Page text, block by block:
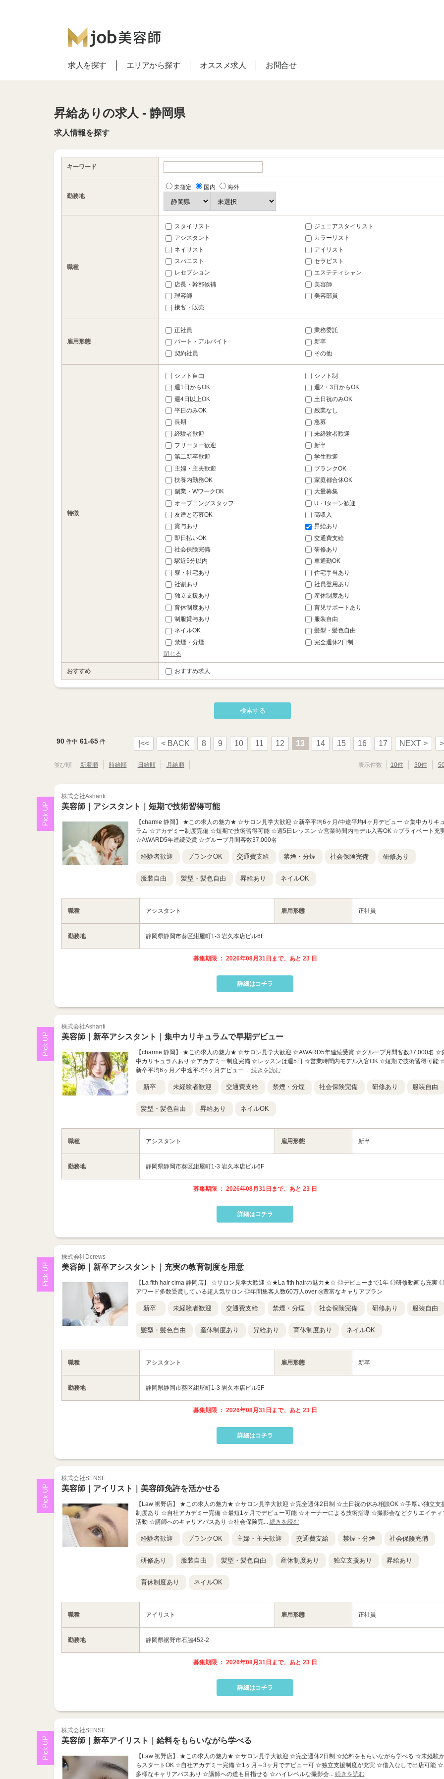
求人を探す エリアから探す オススメ求人 お問合せ
昇給ありの求人 - 静岡県
求人情報を探す
キーワード
勤務地
未指定 国内 海外
職種
スタイリスト
ジュニアスタイリスト
アシスタント
カラーリスト
ネイリスト
アイリスト
スパニスト
セラピスト
レセプション
エステティシャン
店長・幹部候補
美容師
理容師
美容部員
接客・販売
雇用形態
正社員
業務委託
パート・アルバイト
新卒
契約社員
その他
特徴
シフト自由
シフト制
週1日からOK
週2・3日からOK
週4日以上OK
土日祝のみOK
平日のみOK
残業なし
長期
急募
経験者歓迎
未経験者歓迎
フリーター歓迎
新卒
第二新卒歓迎
学生歓迎
主婦・主夫歓迎
ブランクOK
扶養内勤務OK
家庭都合休OK
副業・WワークOK
大量募集
オープニングスタッフ
U・Iターン歓迎
友達と応募OK
高収入
賞与あり
昇給あり
即日払いOK
交通費支給
社会保険完備
研修あり
駅近5分以内
車通勤OK
寮・社宅あり
住宅手当あり
社割あり
社員登用あり
独立支援あり
産休制度あり
育休制度あり
育児サポートあり
制服貸与あり
服装自由
ネイルOK
髪型・髪色自由
禁煙・分煙
完全週休2日制
閉じる
おすすめ おすすめ求人
90件中 61-65件 |<< < BACK 8 9 10 11 12 13 14 15 16 17 NEXT >
並び順 新着順 時給順 日給順 月給順 表示件数 10件 30件
株式会社Ashanti
美容師｜アシスタント｜短期で技術習得可能
【charme 静岡】 ★この求人の魅力★ ☆サロン見学大歓迎 ☆新卒平均6ヶ月/中途平均4ヶ月デビュー ☆集中カリキ
ラム ☆アカデミー制度完備 ☆短期で技術習得可能 ☆週5日レッスン ☆営業時間内モデル入客OK ☆プライベート充
☆AWARD5年連続受賞 ☆グループ月間客数37,000名
経験者歓迎 ブランクOK 交通費支給 禁煙・分煙 社会保険完備 研修あり
服装自由 髪型・髪色自由 昇給あり ネイルOK
職種 アシスタント 雇用形態 正社員
勤務地 静岡県静岡市葵区紺屋町1-3 岩久本店ビル6F
募集期限 ： 2026年08月31日まで、あと 23 日
詳細はコチラ
株式会社Ashanti
美容師｜新卒アシスタント｜集中カリキュラムで早期デビュー
【charme 静岡】 ★この求人の魅力★ ☆サロン見学大歓迎 ☆AWARD5年連続受賞 ☆グループ月間客数37,000名 ☆
中カリキュラムあり ☆アカデミー制度完備 ☆レッスンは週5日 ☆営業時間内モデル入客OK ☆短期で技術習得可能
新卒平均6ヶ月／中途平均4ヶ月デビュー ... 続きを読む
新卒 未経験者歓迎 交通費支給 禁煙・分煙 社会保険完備 研修あり 服装自由
髪型・髪色自由 昇給あり ネイルOK
職種 アシスタント 雇用形態 新卒
勤務地 静岡県静岡市葵区紺屋町1-3 岩久本店ビル6F
募集期限 ： 2026年08月31日まで、あと 23 日
詳細はコチラ
株式会社Dcrews
美容師｜新卒アシスタント｜充実の教育制度を用意
【La fith hair cima 静岡店】 ☆サロン見学大歓迎 ☆★La fith hairの魅力★☆ ◎デビューまで1年 ◎研修動画も充実
アワード多数受賞している超人気サロン ◎年間集客人数60万人over ◎豊富なキャリアプラン
新卒 未経験者歓迎 交通費支給 禁煙・分煙 社会保険完備 研修あり 服装自由
髪型・髪色自由 産休制度あり 昇給あり 育休制度あり ネイルOK
職種 アシスタント 雇用形態 新卒
勤務地 静岡県静岡市葵区紺屋町1-3 岩久本店ビル5F
募集期限 ： 2026年08月31日まで、あと 23 日
詳細はコチラ
株式会社SENSE
美容師｜アイリスト｜美容師免許を活かせる
【Law 裾野店】 ★この求人の魅力★ ☆サロン見学大歓迎 ☆完全週休2日制 ☆土日祝の休み相談OK ☆手厚い独立支
制度あり ☆自社アカデミー完備 ☆最短1ヶ月でデビュー可能 ☆オーナーによる技術指導 ☆撮影会などクリエイティ
活動 ☆講師へのキャリアパスあり ☆社会保険完... 続きを読む
経験者歓迎 ブランクOK 主婦・主夫歓迎 交通費支給 禁煙・分煙 社会保険完備
研修あり 服装自由 髪型・髪色自由 産休制度あり 独立支援あり 昇給あり
育休制度あり ネイルOK
職種 アイリスト 雇用形態 正社員
勤務地 静岡県裾野市石脇452-2
募集期限 ： 2026年08月31日まで、あと 23 日
詳細はコチラ
株式会社SENSE
美容師｜新卒アイリスト｜給料をもらいながら学べる
【Law 裾野店】 ★この求人の魅力★ ☆サロン見学大歓迎 ☆完全週休2日制 ☆給料をもらいながら学べる ☆未経験
らスタートOK ☆自社アカデミー完備 ☆1ヶ月～3ヶ月でデビュー可 ☆独立支援制度が充実 ☆借入なしで出店可能 ☆
多様なキャリアパスあり ☆講師への道も目指せる ☆ハイレベルな撮影会... 続きを読む